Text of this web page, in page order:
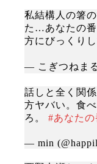
私結構人の箸
た…あなたの番
方にびっくり
— こぎつねま
話しと全く関
方ヤバい。食
ろ。 #あなたの
— min